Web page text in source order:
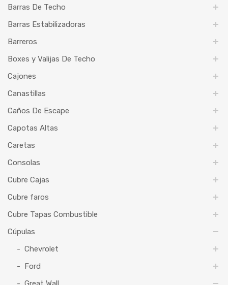
Barras De Techo
Barras Estabilizadoras
Barreros
Boxes y Valijas De Techo
Cajones
Canastillas
Caños De Escape
Capotas Altas
Caretas
Consolas
Cubre Cajas
Cubre faros
Cubre Tapas Combustible
Cúpulas
Chevrolet
Ford